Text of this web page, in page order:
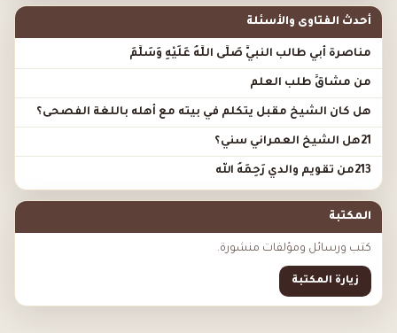
أحدث الفتاوى والأسئلة
مناصرة أبي طالب النبيَّ صَلَّى اللَّهُ عَلَيْهِ وَسَلَّمَ
من مشاقِّ طلب العلم
هل كان الشيخ مقبل يتكلم في بيته مع أهله باللغة الفصحى؟
21هل الشيخ العمراني سني؟
213من تقويم والدي رَحِمَهُ الله
المكتبة
كتب ورسائل ومؤلفات منشورة.
زيارة المكتبة